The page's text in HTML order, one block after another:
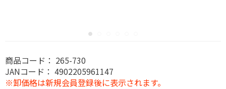
商品コード： 265-730
JANコード： 4902205961147
※卸価格は新規会員登録後に表示されます。